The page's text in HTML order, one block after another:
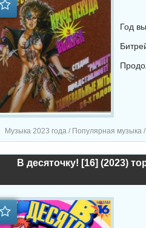
Год
Музыка 2023 года / Популярная музыка
В десяточку! [16] (2023)